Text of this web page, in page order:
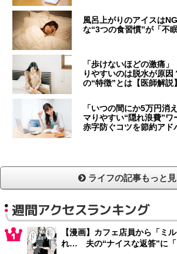
風呂上がりのアイスは
な“3つの食習慣”が「不
「歩けないほどの激痛
りやすいのは脱水が原
の“特徴”とは【医師解説】
「いつの間にか5万円
マりやすい“隠れ浪費”
赤字防ぐコツを節約アド
ライフの記事もっと
週間アクセスランキング
【漫画】カフェ店員から「ミ
れ… 夫の“ナイスな返答”に「